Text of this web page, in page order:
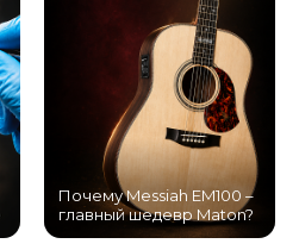
Почему Messiah EM100 –
главный шедевр Maton?